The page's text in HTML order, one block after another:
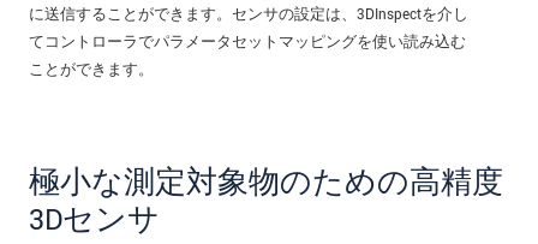
に送信することができます。センサの設定は、3DInspectを介し
てコントローラでパラメータセットマッピングを使い読み込む
ことができます。
極小な測定対象物のための高精度
3Dセンサ